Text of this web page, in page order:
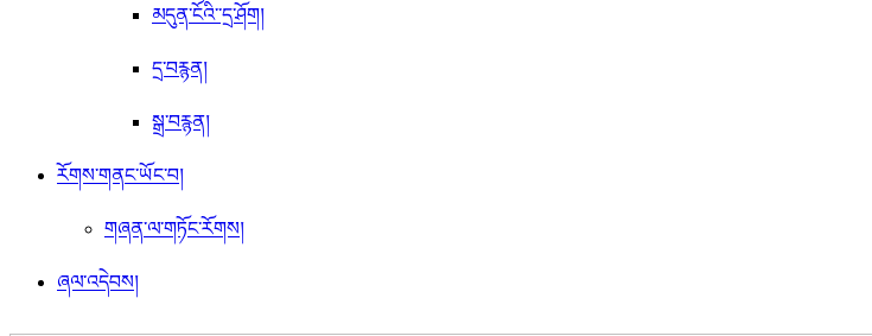
མདུན་ངོའི་་དྲ་ཤོག།
དྲ་བརྙན།
སྒྲ་བརྙན།
རོགས་གནང་ཡོང་བ།
གཞན་ལ་གཏོང་རོགས།
ཞལ་འདེབས།